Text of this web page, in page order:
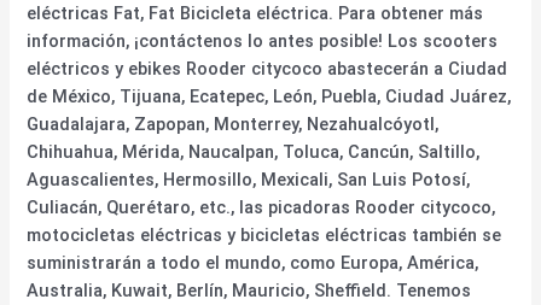
eléctricas Fat, Fat Bicicleta eléctrica. Para obtener más
información, ¡contáctenos lo antes posible! Los scooters
eléctricos y ebikes Rooder citycoco abastecerán a Ciudad
de México, Tijuana, Ecatepec, León, Puebla, Ciudad Juárez,
Guadalajara, Zapopan, Monterrey, Nezahualcóyotl,
Chihuahua, Mérida, Naucalpan, Toluca, Cancún, Saltillo,
Aguascalientes, Hermosillo, Mexicali, San Luis Potosí,
Culiacán, Querétaro, etc., las picadoras Rooder citycoco,
motocicletas eléctricas y bicicletas eléctricas también se
suministrarán a todo el mundo, como Europa, América,
Australia, Kuwait, Berlín, Mauricio, Sheffield. Tenemos